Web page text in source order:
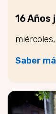
16 Años
Saber